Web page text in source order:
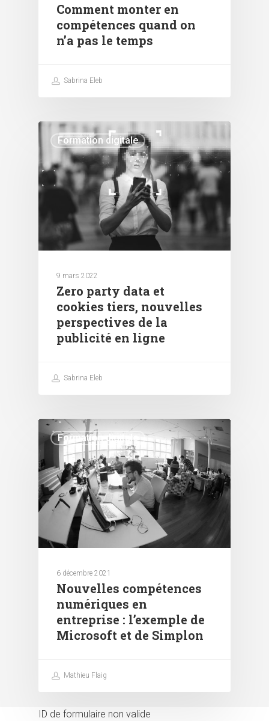
Comment monter en
compétences quand on
n’a pas le temps
Sabrina Eleb
Formation digitale
9 mars 2022
Zero party data et
cookies tiers, nouvelles
perspectives de la
publicité en ligne
Sabrina Eleb
Formation digitale
6 décembre 2021
Nouvelles compétences
numériques en
entreprise : l’exemple de
Microsoft et de Simplon
Mathieu Flaig
ID de formulaire non valide